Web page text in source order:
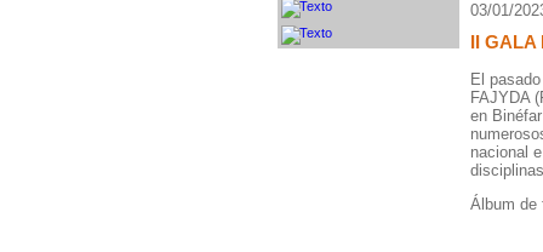
03/01/
II GALA
El
FAJYDA
en
nacional
Álbum